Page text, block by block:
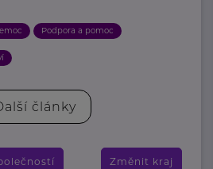
Podpora a pomoc
články
Změnit kraj